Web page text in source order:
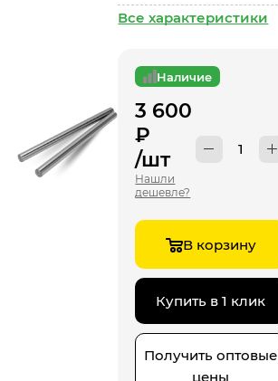
Все характеристики
Наличие
3 600
₽
/шт
Нашли
дешевле?
В корзину
Купить в 1 клик
Получить оптовые
цены